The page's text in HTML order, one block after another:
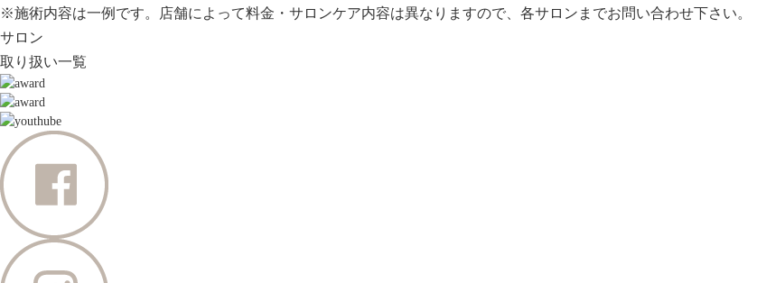
※施術内容は一例です。店舗によって料金・サロンケア内容は異なりますので、各サロンまでお問い合わせ下さい。
サロン
取り扱い一覧